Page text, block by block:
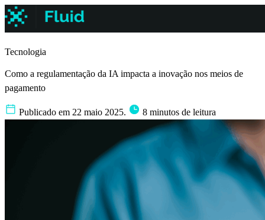
Tecnologia
Como a regulamentação da IA impacta a inovação nos meios de
pagamento
Publicado em 22 maio 2025. 8 minutos de leitura